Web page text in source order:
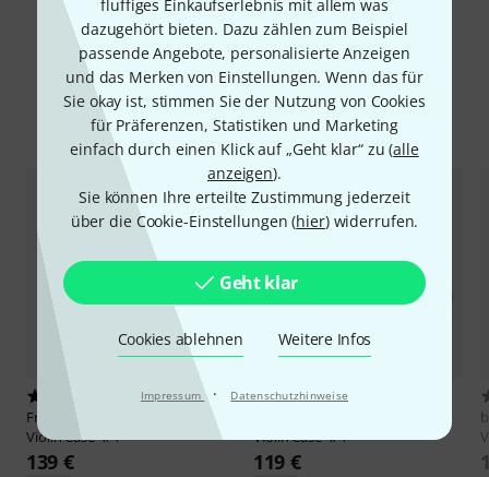
fluffiges Einkaufserlebnis mit allem was
dazugehört bieten. Dazu zählen zum Beispiel
passende Angebote, personalisierte Anzeigen
und das Merken von Einstellungen. Wenn das für
Sie okay ist, stimmen Sie der Nutzung von Cookies
für Präferenzen, Statistiken und Marketing
einfach durch einen Klick auf „Geht klar“ zu (alle
anzeigen).
Sie können Ihre erteilte Zustimmung jederzeit
über die Cookie-Einstellungen (hier) widerrufen.
Geht klar
Cookies ablehnen Weitere Infos
Impressum · Datenschutzhinweise
Alternativen vergleichen
Franz Sandner
SA-180 Oblong
Violin Case 4/4
139 €
3
Violin Case 4/4
119 €